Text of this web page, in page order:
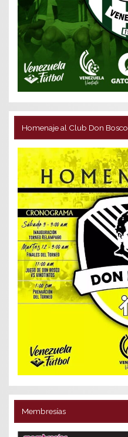
Homenaje al Club Don Bosco
Membresías